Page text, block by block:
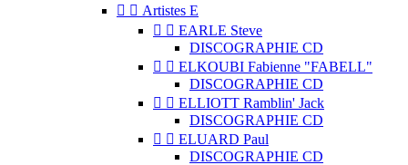
  Artistes E
  EARLE Steve
DISCOGRAPHIE CD
  ELKOUBI Fabienne "FABELL"
DISCOGRAPHIE CD
  ELLIOTT Ramblin' Jack
DISCOGRAPHIE CD
  ELUARD Paul
DISCOGRAPHIE CD